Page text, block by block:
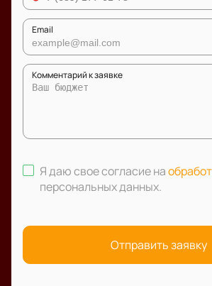
Email
Комментарий к заявке
Я даю свое согласие на
персональных данных.
Отправить заявку